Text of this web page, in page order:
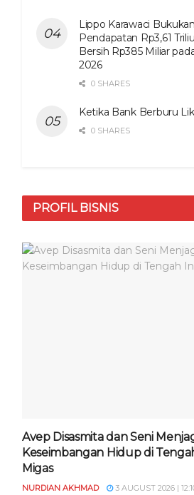
Lippo Karawaci Bukukan
Pendapatan Rp3,61
Bersih Rp385 Miliar
2026
0 SHARES
Ketika Bank Berburu
0 SHARES
PROFIL BISNIS
Avep Disasmita dan Seni
Keseimbangan Hidup di
Migas
NURDIAN AKHMAD 3 AUGUST 2026 |